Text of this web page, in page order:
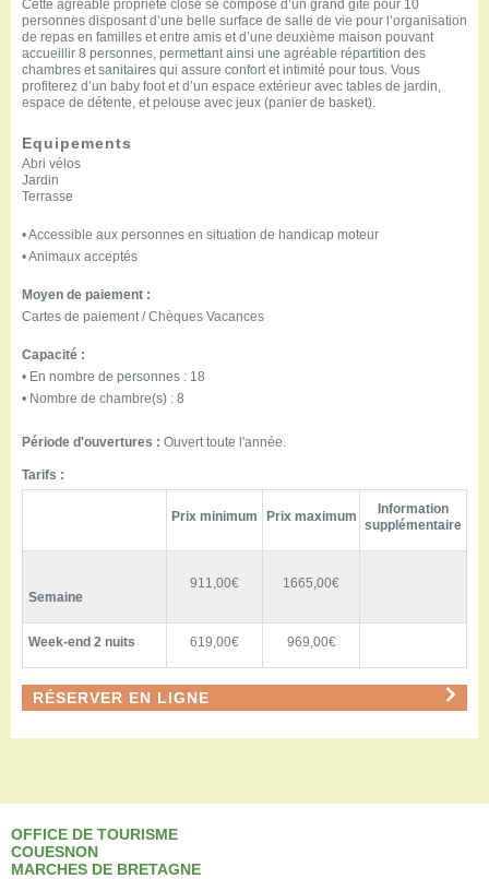
Cette agréable propriété close se compose d’un grand gîte pour 10
personnes disposant d’une belle surface de salle de vie pour l’organisation
de repas en familles et entre amis et d’une deuxième maison pouvant
accueillir 8 personnes, permettant ainsi une agréable répartition des
chambres et sanitaires qui assure confort et intimité pour tous. Vous
profiterez d’un baby foot et d’un espace extérieur avec tables de jardin,
espace de détente, et pelouse avec jeux (panier de basket).
Equipements
Abri vélos
Jardin
Terrasse
• Accessible aux personnes en situation de handicap moteur
• Animaux acceptés
Moyen de paiement :
Cartes de paiement / Chèques Vacances
Capacité :
• En nombre de personnes : 18
• Nombre de chambre(s) : 8
Période d'ouvertures : Ouvert toute l'année.
Tarifs :
Prix minimum Prix maximum
Information
supplémentaire
Semaine
911,00€ 1665,00€
Week-end 2 nuits 619,00€ 969,00€
RÉSERVER EN LIGNE
OFFICE DE TOURISME
COUESNON
MARCHES DE BRETAGNE